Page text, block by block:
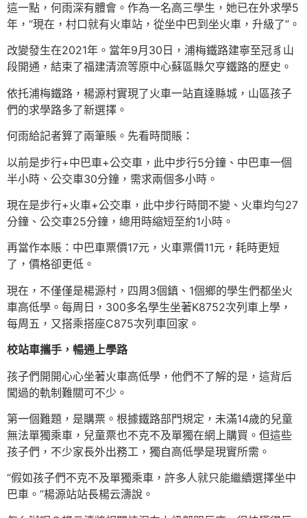
這一點，何雨深有體會。作為一名高三學生，她已在外求學5
年，“現在，村口就有火車站，從坐中巴到坐火車，升級了”。
改變發生在2021年。當年9月30日，浦梅鐵路建寧至冠豸山
段開通，結束了福建清流等原中心蘇區縣欠亨鐵路的歷史。
依托浦梅鐵路，楊源村實現了火車一站直達縣城，山區孩子
們的求學路多了新選擇。
何雨給記者算了兩筆賬。先看時間賬：
以前是步行+中巴車+公交車，此中步行5分鐘、中巴車一個
半小時、公交車30分鐘，需求兩個多小時。
現在是步行+火車+公交車，此中步行時間不變、火車均勻27
分鐘、公交車25分鐘，總用時縮短至約1小時。
再當作本賬：中巴車票價17元，火車票價11元，耗時更短
了，價格卻更低。
現在，不僅僅是楊源村，四周3個鎮、1個鄉的學生們都坐火
車高低學。每周日，300多名學生坐著K8752次列車上學，
每周五，又搭乘搭座C875次列車回家。
校站車攜手，暢通上學路
孩子們開開心心坐著火車高低學，他們不了解的是，這背后
闖過的軌制難關可不少。
第一個難題，是購票。根據鐵路部門規定，未滿14歲的兒童
無法單獨乘車，兒童票也不克不及單獨在網上購買。但這些
孩子們，不少家長外出務工，獨自高低學是現實所需。
“假如孩子們不克不及單獨乘車，許多人就只能繼續選擇坐中
巴車。”楊源站站長楊云濤說。